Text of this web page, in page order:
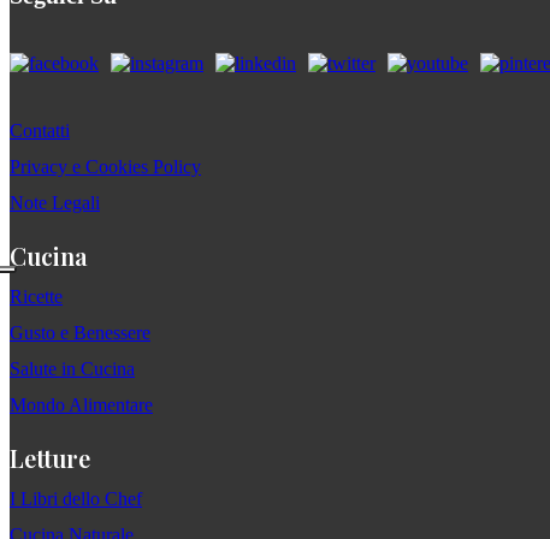
Contatti
Privacy e Cookies Policy
Note Legali
Cucina
Ricette
Gusto e Benessere
Salute in Cucina
Mondo Alimentare
Letture
I Libri dello Chef